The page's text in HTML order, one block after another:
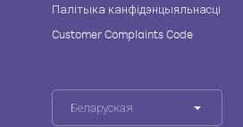
Палітыка канфідэнцыяльнасці
Customer Complaints Code
Беларуская